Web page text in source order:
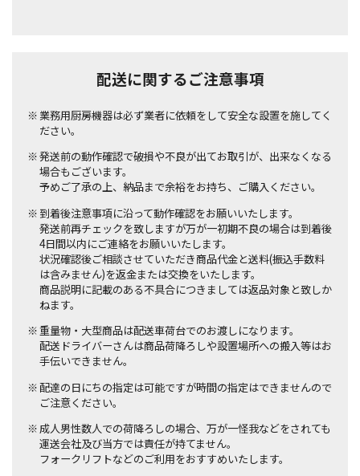
配送に関するご注意事項
業務用厨房機器は必ず業者に依頼をして安全な設置を施してく
ださい。
発送前の動作確認で破損や不良が出てお取引が、出来なくなる
場合もございます。
予めご了承の上、納品まで余裕をお持ち、ご購入ください。
到着後注意事項に沿って動作確認をお願いいたします。
発送前再チェックを致しますが万が一初期不良の場合は到着後
4日間以内にご連絡をお願いいたします。
状況確認後ご相談させていただき商品代金と送料(振込手数料
は含みません)を返金または交換をいたします。
商品説明に記載のある不具合につきましては返品対象と致しか
ねます。
重量物・大型商品は配送車荷台でのお渡しになります。
配送ドライバーさんは商品荷降ろしや設置場所への搬入等はお
手伝いできません。
配達の日にちの指定は可能ですが時間の指定はできませんので
ご注意ください。
成人男性数人での荷降ろしの場合、万が一怪我などをされても
運送会社及び当方では責任が持てません。
フォークリフトなどのご利用をおすすめいたします。